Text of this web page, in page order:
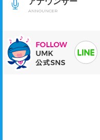
ANNOUNCER